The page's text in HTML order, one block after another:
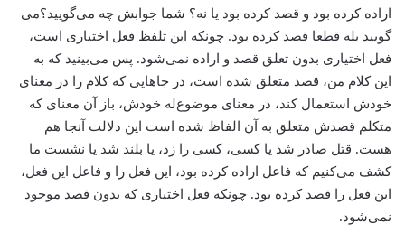
اراده کرده بود و قصد کرده بود یا نه؟ شما جوابش چه می‌گویید؟‌می
گویید بله قطعا قصد کرده بود. چونکه این تلفظ فعل اختیاری است،
‌فعل اختیاری بدون تعلق قصد و اراده نمی‌شود. پس می‌بینید که به
این کلام من، قصد متعلق شده است، در جاهایی که کلام را در معنای
خودش استعمال کند، ‌در معنای موضوع‌له خودش، ‌باز آن معنای که
متکلم قصدش متعلق به آن الفاظ شده است این دلالت آنجا هم
هست. قتل صادر شد یا کسی، کسی را زد، یا بلند شد یا نشست ما
کشف می‌کنیم که فاعل اراده کرده بود، این فعل را و فاعل این فعل،
این فعل را قصد کرده بود. چونکه فعل اختیاری که بدون قصد موجود
نمی‌شود.